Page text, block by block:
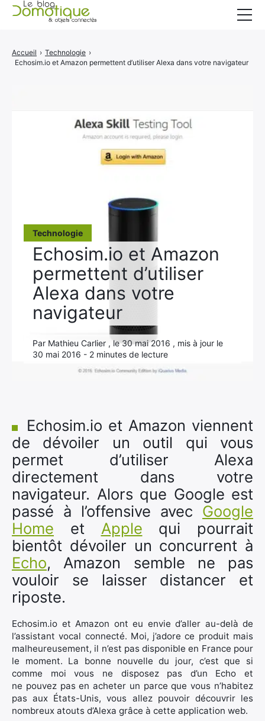
Technologie
Echosim.io et Amazon
permettent d’utiliser
Alexa dans votre
navigateur
Par Mathieu Carlier , le 30 mai 2016 , mis à jour le
30 mai 2016 - 2 minutes de lecture
Accueil › Technologie ›
Echosim.io et Amazon permettent d’utiliser Alexa dans votre navigateur
Echosim.io et Amazon viennent
de dévoiler un outil qui vous
permet d’utiliser Alexa
directement dans votre
navigateur. Alors que Google est
passé à l’offensive avec Google
Home et Apple qui pourrait
bientôt dévoiler un concurrent à
Echo, Amazon semble ne pas
vouloir se laisser distancer et
riposte.
Echosim.io et Amazon ont eu envie d’aller au-delà de
l’assistant vocal connecté. Moi, j’adore ce produit mais
malheureusement, il n’est pas disponible en France pour
le moment. La bonne nouvelle du jour, c’est que si
comme moi vous ne disposez pas d’un Echo et
ne pouvez pas en acheter un parce que vous n’habitez
pas aux États-Unis, vous allez pouvoir découvrir les
nombreux atouts d’Alexa grâce à cette application web.
Catégories